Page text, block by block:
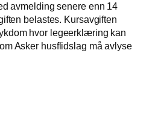
avmelding senere enn 14
belastes. Kursavgiften
hvor legeerklæring kan
Asker husflidslag må avlyse